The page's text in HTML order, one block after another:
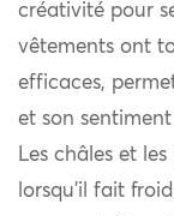
créativité pour
vêtements ont
efficaces,
et son
Les châles et
lorsqu’il fait